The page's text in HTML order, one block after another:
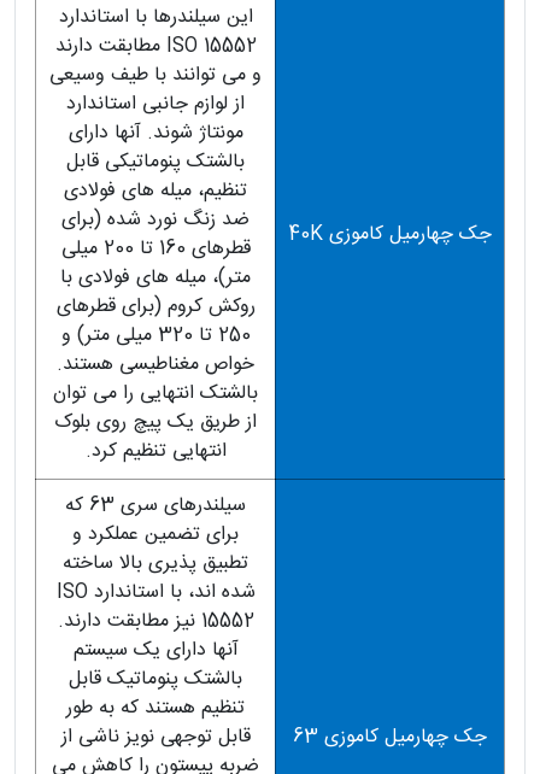
جک چهارمیل کاموزی 40K
این سیلندرها با استاندارد
ISO 15552 مطابقت دارند
و می توانند با طیف وسیعی
از لوازم جانبی استاندارد
مونتاژ شوند. آنها دارای
بالشتک پنوماتیکی قابل
تنظیم، میله های فولادی
ضد زنگ نورد شده (برای
قطرهای 160 تا 200 میلی
متر)، میله های فولادی با
روکش کروم (برای قطرهای
250 تا 320 میلی متر) و
خواص مغناطیسی هستند.
بالشتک انتهایی را می توان
از طریق یک پیچ روی بلوک
انتهایی تنظیم کرد.
جک چهارمیل کاموزی 63
سیلندرهای سری 63 که
برای تضمین عملکرد و
تطبیق پذیری بالا ساخته
شده اند، با استاندارد ISO
15552 نیز مطابقت دارند.
آنها دارای یک سیستم
بالشتک پنوماتیک قابل
تنظیم هستند که به طور
قابل توجهی نویز ناشی از
ضربه پیستون را کاهش می